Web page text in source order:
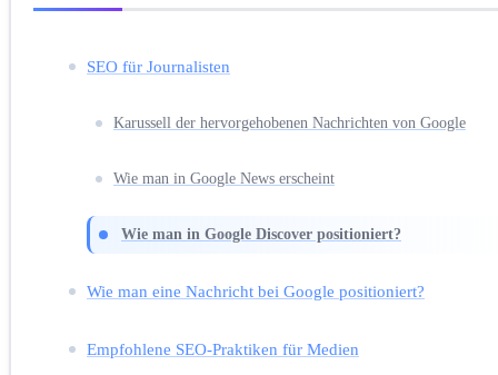
SEO für Journalisten
Karussell der hervorgehobenen Nachrichten von Google
Wie man in Google News erscheint
Wie man in Google Discover positioniert?
Wie man eine Nachricht bei Google positioniert?
Empfohlene SEO-Praktiken für Medien